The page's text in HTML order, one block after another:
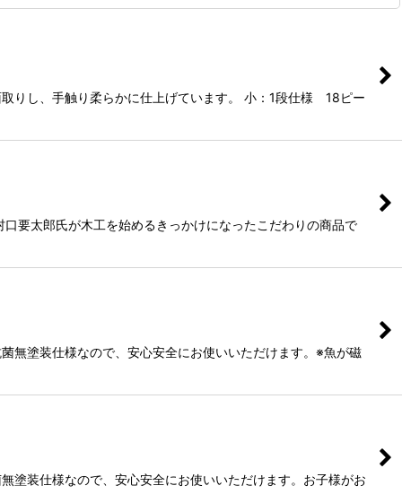
りし、手触り柔らかに仕上げています。 小：1段仕様 18ピー
要太郎氏が木工を始めるきっかけになったこだわりの商品で
無塗装仕様なので、安心安全にお使いいただけます。※魚が磁
塗装仕様なので、安心安全にお使いいただけます。お子様がお